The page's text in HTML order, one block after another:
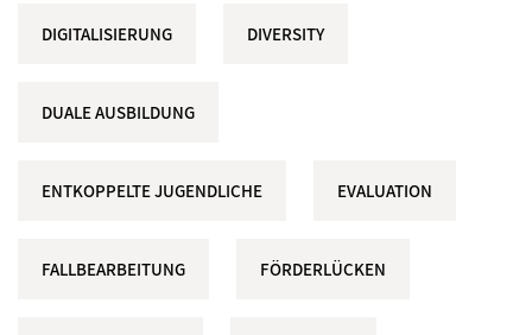
DIGITALISIERUNG DIVERSITY
DUALE AUSBILDUNG
ENTKOPPELTE JUGENDLICHE EVALUATION
FALLBEARBEITUNG FÖRDERLÜCKEN